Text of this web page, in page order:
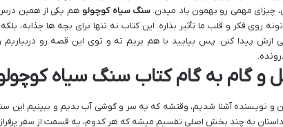
چیزای مهمی رو بهمون یاد میدن.سنگ سیاه کوچولو هم یکی از همین
روی فکر و قلب ما تأثیر بذاره. این کتاب نه تنها برای بچه ها جذابه،
ازش پیدا کنن. پس بیایید با هم بریم ته و توی این قصه رو
و گام به گام کتاب سنگ سیاه
و نویسنده آشنا شدیم، وقتشه که یه سر و گوشی آب بدیم و ببینیم این
به چند بخش اصلی تقسیم میشه که هر کدوم، یه قسمت از سفر